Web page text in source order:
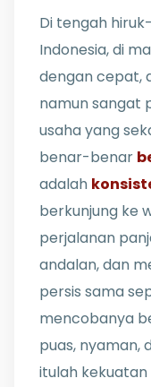
Di tengah
Indonesia, di
dengan cepat,
namun sangat
usaha yang
benar-benar
adalah
berkunjung ke
perjalanan
andalan, dan
persis sama
mencobanya
puas, nyaman,
itulah